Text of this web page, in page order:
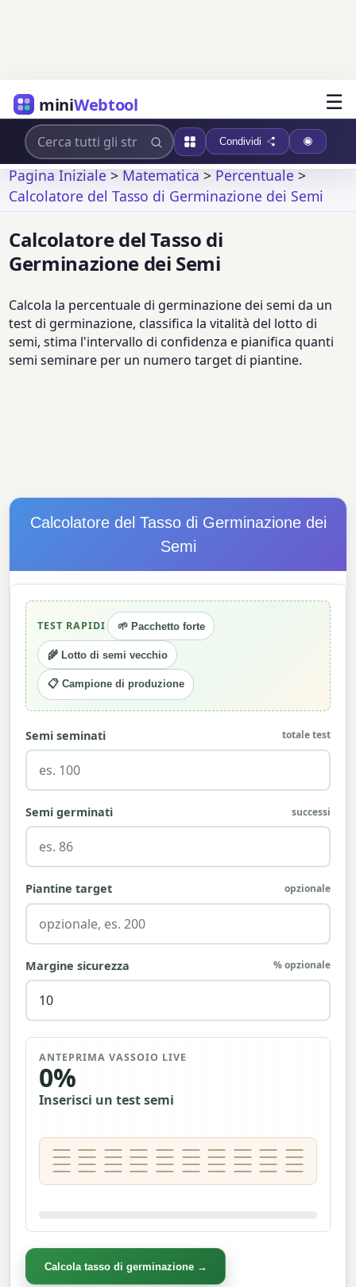
miniWebtool ☰
Condividi
Pagina Iniziale>Matematica>Percentuale>
Calcolatore del Tasso di Germinazione dei Semi
Calcolatore del Tasso di
Germinazione dei Semi
Calcola la percentuale di germinazione dei semi da un
test di germinazione, classifica la vitalità del lotto di
semi, stima l'intervallo di confidenza e pianifica quanti
semi seminare per un numero target di piantine.
Calcolatore del Tasso di Germinazione dei
Semi
TEST RAPIDI 🌱 Pacchetto forte
🌾 Lotto di semi vecchio
📋 Campione di produzione
Semi seminati totale test
Semi germinati successi
Piantine target opzionale
Margine sicurezza % opzionale
ANTEPRIMA VASSOIO LIVE
0%
Inserisci un test semi
Calcola tasso di germinazione →